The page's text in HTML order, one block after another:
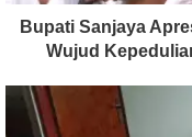
Bupati Sanjaya
Wujud